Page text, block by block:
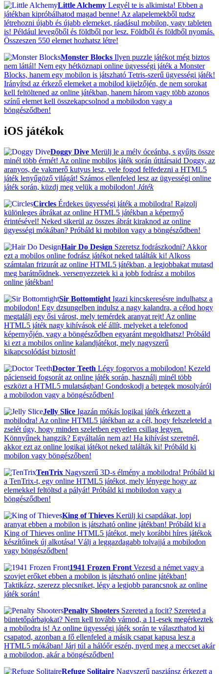
Little Alchemy Legyél te is alkimista! Ebben a
játékban kipróbálhatod magad benne! Az alapelemekből tudsz
létrehozni újabb és újabb elemeket, ráadásul mobilon, vagy tableten
is! Például levegőből és földből por lesz. Földből és földből nyomás.
Összeszen 550 elemet hozhatsz létre!
Monster Blocks Ilyen puzzle játékot még biztos
nem láttál! Nem egy hétköznapi online ügyességi játék a Monster
Blocks, hanem egy mobilon is játszható Tetris-szerű ügyességi játék!
Irányítsd az érkező elemeket a mobilod kijelzőjén, de nem sorokat
kell feltöltened az online játékban, hanem három vagy több azonos
színű elemet kell összekapcsolnod a mobilodon vagy a
böngésződben!
iOS játékok
Doggy Dive Merülj le a mély óceánba, s gyűjts össze
minél több érmét! Az online mobilos játék során útitársaid Doggy, az
aranyos, de vakmerő kutyus lesz, vele fogod felfedezni a HTML5
játék lenyűgöző világát! Számos ellenfeled lesz az ügyességi online
játék során, küzdj meg velük a mobilodon! Játék
Circles Érdekes ügyességi játék a mobilodra! Rajzolj
különleges ábrákat az online HTML5 játékban a képernyő
érintésével! Neked sikerül az összes ábrát kiraknod az online
ügyességi mókában? Próbáld ki mobilon vagy a böngésződben!
Hair Do Design Szeretsz fodrászkodni? Akkor
ezt a mobilos online fodrász játékot neked találták ki! Alkoss
számtalan frizurát az online HTML5 játékban, a legjobbakat mutasd
meg barátnőidnek, versenyezzetek ki a jobb fodrász a mobilos
online játékban!
Sir Bottomtight Igazi kincskeresésre indulhatsz a
mobilodon! Egy dzsungelben indulsz a nagy kalandra, a célod hogy
megtalálj egy ősi várost, mely temérdek aranyat rejt! Az online
HTML5 játék nagy kihívások elé állít, melyeket a telefonod
képernyőjén, vagy a böngésződben egyaránt megoldhatsz! Próbáld
ki ezt a mobilos online kalandjátékot, mely nagyszerű
kikapcsolódást biztosít!
Doctor Teeth Légy fogorvos a mobilodon! Kezeld
pácienseid fogsorát az online játék során, használj minél több
eszközt a HTML5 mulatságban! Gondoskodj a betegek mosolyáról
a mobilodon vagy a böngésződben!
Jelly Slice Igazán mókás logikai játék érkezett a
mobilodra! Az online HTML5 játékban az a cél, hogy felszeleteld a
zselét úgy, hogy minden szeletben egyetlen csillag legyen.
Könnyűnek hangzik? Egyáltalán nem az! Ha kihívást szeretnél,
akkor ezt az online logikai játékot neked találták ki! Próbáld ki
mobilon vagy böngészőben!
TenTrix Nagyszerű 3D-s élmény a mobilodra! Próbáld ki
a TenTrix-t, egy online HTML5 játékot, mely lényege hogy az
elemekkel feltöltsd a pályát! Próbáld ki mobilodon vagy a
böngésződben!
King of Thieves Kerülj ki csapdákat, lopj
aranyat ebben a mobilon is játszható online játékban! Próbáld ki a
King of Thieves online HTML5 játékot, mely korábbi híres játékok
készítőinek új alkotása! Válj a leggazdagabb tolvajjá a mobilodon
vagy böngésződben!
1941 Frozen Front Vezesd a német vagy a
szovjet erőket ebben a mobilon is játszható online játékban!
Taktikázz, szerezz plecsniket, légy a legjobb parancsnok az online
játék során!
Penalty Shooters Szereted a focit? Szereted a
büntetőpárbajokat? Nem kell tovább várnod, a 11-esek megérkeztek
a mobilodra is! Az online ügyességi játék során te választhatod ki
csapatod, azonban a fő ellenfeled a másik csapat kapusa lesz a
HTML5 mókában! Járj túl a hálóőr eszén, nyerd meg a meccset akár
a mobilodon, akár a böngésződben!
Refuge Solitaire Nagyszerű pasziánsz érkezett a